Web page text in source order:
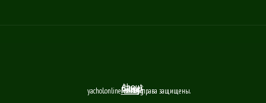
About
Career
Blog
Pricing
yachol.online © Все права защищены.